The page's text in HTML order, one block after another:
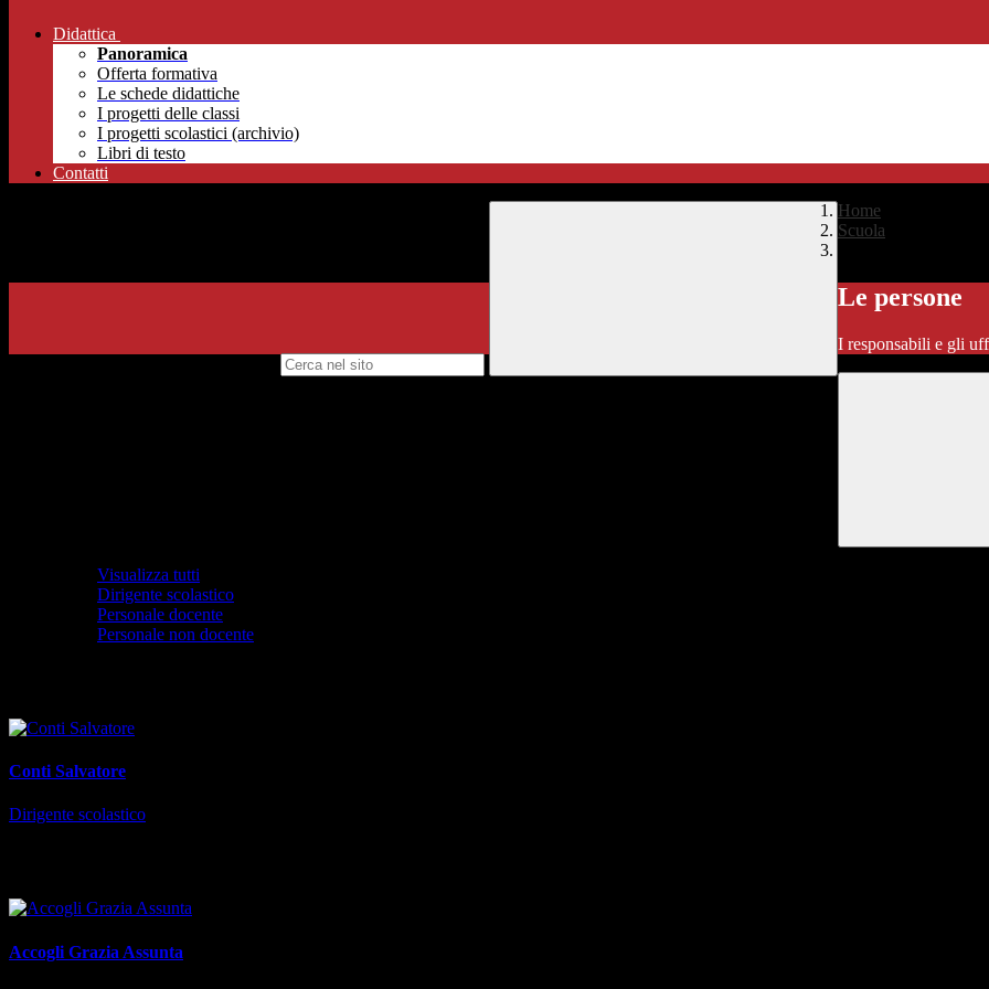
Didattica
Panoramica
Offerta formativa
Le schede didattiche
I progetti delle classi
I progetti scolastici (archivio)
Libri di testo
Contatti
Home
Scuola
Le persone
I responsabili e gli
Visualizza tutti
Dirigente scolastico
Personale docente
Personale non docente
Conti Salvatore
Dirigente scolastico
Accogli Grazia Assunta